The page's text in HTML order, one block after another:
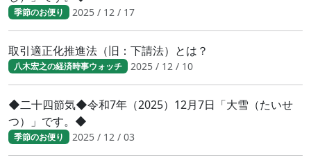
季節のお便り 2025 / 12 / 17
取引適正化推進法（旧：下請法）とは？
八木宏之の経済時事ウォッチ 2025 / 12 / 10
◆二十四節気◆令和7年（2025）12月7日「大雪（たいせ
つ）」です。◆
季節のお便り 2025 / 12 / 03